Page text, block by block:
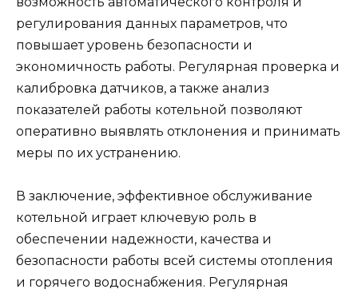
регулирования данных параметров, что
повышает уровень безопасности и
экономичность работы. Регулярная проверка и
калибровка датчиков, а также анализ
показателей работы котельной позволяют
оперативно выявлять отклонения и принимать
меры по их устранению.
В заключение, эффективное обслуживание
котельной играет ключевую роль в
обеспечении надежности, качества и
безопасности работы всей системы отопления
и горячего водоснабжения. Регулярная